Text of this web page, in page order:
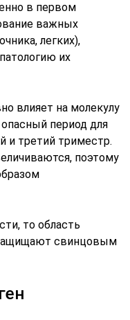
в первом
важных
легких),
их
влияет на молекулу
период для
и третий триместр.
поэтому
то область
свинцовым